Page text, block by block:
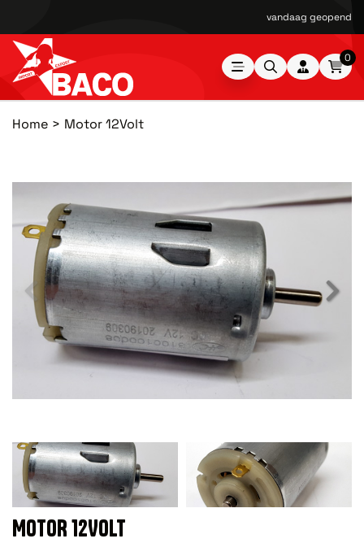
vandaag geopend
0
Home Motor 12Volt
MOTOR 12VOLT